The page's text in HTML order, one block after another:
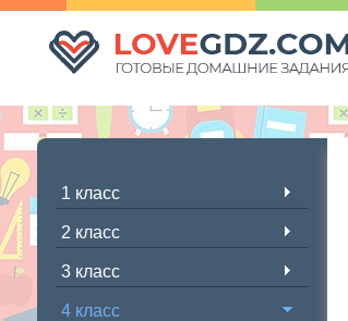
1 класс
2 класс
3 класс
4 класс